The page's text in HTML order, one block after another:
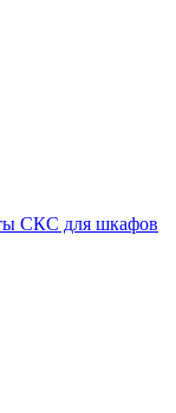
СКС для шкафов